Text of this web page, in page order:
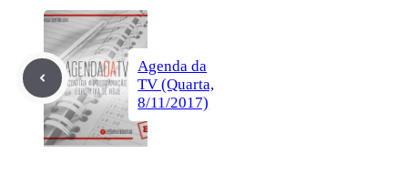
Agenda da
TV (Quarta,
8/11/2017)